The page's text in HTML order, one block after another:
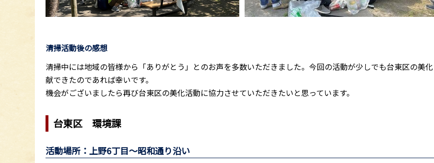
清掃活動後の感想
清掃中には地域の皆様から「ありがとう」とのお声を多数いただきました。今回の活動が少しでも台東区の美
献できたのであれば幸いです。
機会がございましたら再び台東区の美化活動に協力させていただきたいと思っています。
台東区 環境課
活動場所：上野6丁目～昭和通り沿い